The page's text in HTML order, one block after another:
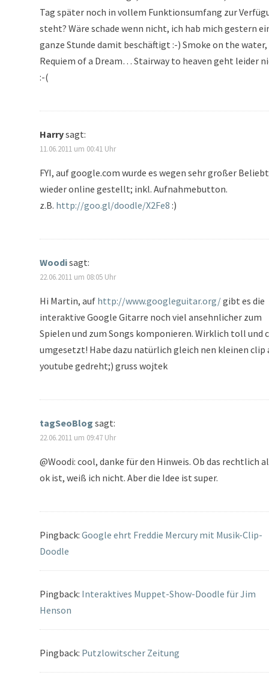
Tag später noch in vollem Funktionsumfang zur
steht? Wäre schade wenn nicht, ich hab mich gestern
ganze Stunde damit beschäftigt :-) Smoke on the water,
Requiem of a Dream… Stairway to heaven geht leider
:-(
Harrysagt:
11.06.2011 um 00:41 Uhr
FYI, auf google.com wurde es wegen sehr großer
wieder online gestellt; inkl. Aufnahmebutton.
z.B. http://goo.gl/doodle/X2Fe8 :)
Woodisagt:
22.06.2011 um 08:05 Uhr
Hi Martin, auf http://www.googleguitar.org/gibt es die
interaktive Google Gitarre noch viel ansehnlicher zum
Spielen und zum Songs komponieren. Wirklich toll und
umgesetzt! Habe dazu natürlich gleich nen kleinen clip
youtube gedreht;) gruss wojtek
tagSeoBlog sagt:
22.06.2011 um 09:47 Uhr
@Woodi: cool, danke für den Hinweis. Ob das rechtlich
ok ist, weiß ich nicht. Aber die Idee ist super.
Pingback: Google ehrt Freddie Mercury mit Musik-Clip-
Doodle
Pingback: Interaktives Muppet-Show-Doodle für Jim
Henson
Pingback: Putzlowitscher Zeitung